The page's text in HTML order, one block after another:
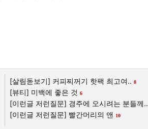
[살림돋보기] 커피찌꺼기 핫팩 최고여.. 8
[뷰티] 미백에 좋은 것 6
[이런글 저런질문] 경주에 오시려는 분들께..
[이런글 저런질문] 빨간머리의 앤 10